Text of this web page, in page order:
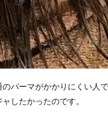
パーマがかかりにくい人
したかったのです。